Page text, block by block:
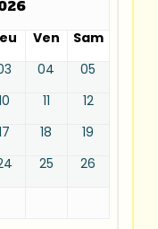
Ven
Sam
04
05
11
12
18
19
25
26